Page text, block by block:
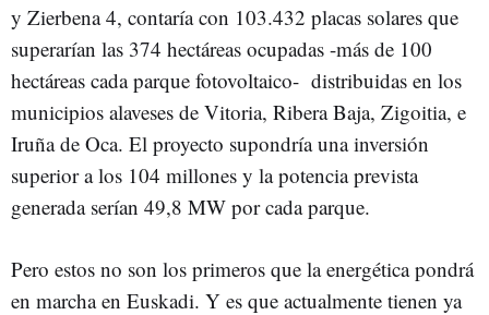
y Zierbena 4, contaría con 103.432 placas solares que
superarían las 374 hectáreas ocupadas -más de 100
hectáreas cada parque fotovoltaico- distribuidas en los
municipios alaveses de Vitoria, Ribera Baja, Zigoitia, e
Iruña de Oca. El proyecto supondría una inversión
superior a los 104 millones y la potencia prevista
generada serían 49,8 MW por cada parque.
Pero estos no son los primeros que la energética pondrá
en marcha en Euskadi. Y es que actualmente tienen ya